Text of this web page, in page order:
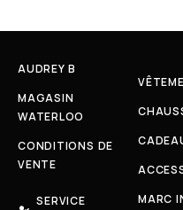
AUDREY B
MAGASIN
WATERLOO
CONDITIONS DE
VENTE
SERVICE
MARC